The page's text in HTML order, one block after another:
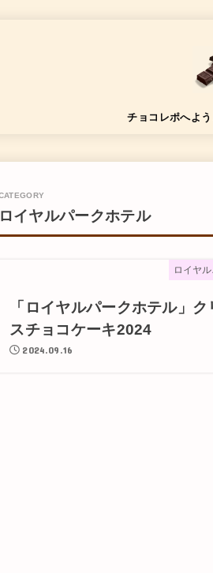
チョコレポへよ
ロイヤルパークホテル
ロイヤ
「ロイヤルパークホテル」ク
スチョコケーキ2024
2024.09.16